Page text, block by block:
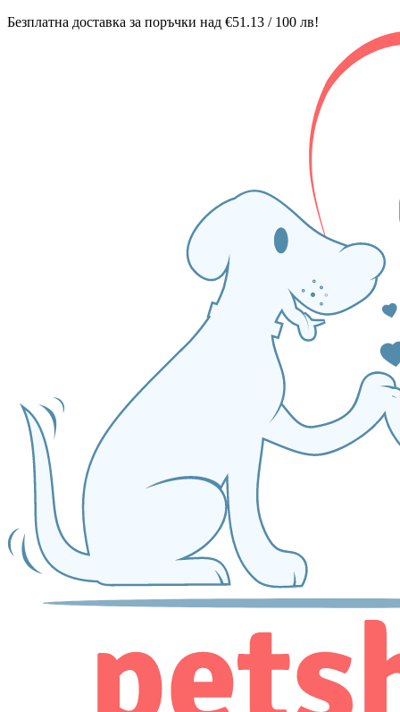
Безплатна доставка за поръчки над €51.13 / 100 лв!